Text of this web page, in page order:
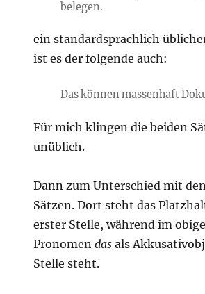
belegen.
ein standardsprachlich
ist es der folgende auch:
Das können massenhaft
Für mich klingen die beiden
unüblich.
Dann zum Unterschied mit
Sätzen. Dort steht das
erster Stelle, während im
Pronomendas als
Stelle steht.